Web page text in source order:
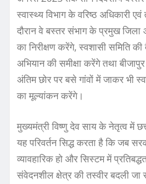
स्वास्थ्य विभाग के वरिष्ठ अधिकारी
दौरान वे बस्तर संभाग के प्रमुख
का निरीक्षण करेंगे, स्वशासी समिति
अभियान की समीक्षा करेंगे तथा
अंतिम छोर पर बसे गांवों में जाकर भी
का मूल्यांकन करेंगे।
मुख्यमंत्री विष्णु देव साय के नेतृत्व में
यह परिवर्तन सिद्ध करता है कि जब
व्यावहारिक हो और सिस्टम में
संवेदनशील क्षेत्र की तस्वीर बदली